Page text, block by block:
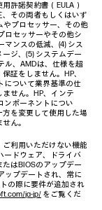
許諾契約書（EULA）
その両者もしくはいず
やプロセッサー、その他
ロセッサーやその他シ
マンスの低減、(4) シス
ジ、(5) システムデー
ル、AMDは、仕様を超
証をしません。HP、
について業界基準の仕
せん。HP、インテ
ンポーネントについ
を変更して使用した場
ん。
利用いただけない機能
ードウェア、ドライバ
はBIOSのアップデー
ップデートされ、常に
の際に要件が追加され
ja-jp/ をご覧くだ